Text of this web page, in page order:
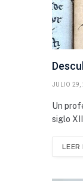
JULIO 29,
Un
siglo
LEER